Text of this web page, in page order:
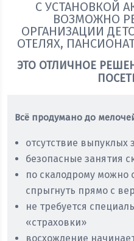
С УСТАНОВКОЙ
ВОЗМОЖНО
ОРГАНИЗАЦИИ
ОТЕЛЯХ,
ЭТО ОТЛИЧНОЕ
Всё продумано до
отсутствие выпуклых
безопасные занятия
по скалодрому можно
спрыгнуть прямо с
не требуется
«страховки»
восхождение